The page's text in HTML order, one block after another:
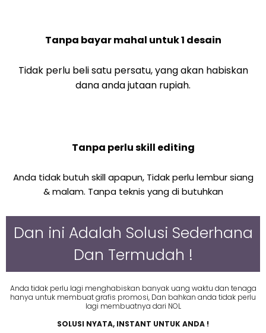
Tanpa bayar mahal untuk 1 desain
Tidak perlu beli satu persatu, yang akan habiskan
dana anda jutaan rupiah.
Tanpa perlu skill editing
Anda tidak butuh skill apapun, Tidak perlu lembur siang
& malam. Tanpa teknis yang di butuhkan
Dan ini Adalah Solusi Sederhana
Dan Termudah !
Anda tidak perlu lagi menghabiskan banyak uang waktu dan tenaga
hanya untuk membuat grafis promosi, Dan bahkan anda tidak perlu
lagi membuatnya dari NOL
SOLUSI NYATA, INSTANT UNTUK ANDA !